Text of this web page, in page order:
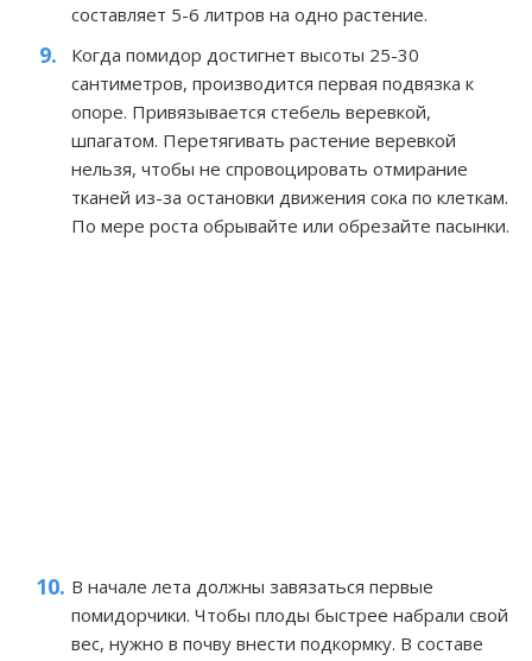
составляет 5-6 литров на одно растение.
Когда помидор достигнет высоты 25-30
сантиметров, производится первая подвязка к
опоре. Привязывается стебель веревкой,
шпагатом. Перетягивать растение веревкой
нельзя, чтобы не спровоцировать отмирание
тканей из-за остановки движения сока по клеткам.
По мере роста обрывайте или обрезайте пасынки.
В начале лета должны завязаться первые
помидорчики. Чтобы плоды быстрее набрали свой
вес, нужно в почву внести подкормку. В составе